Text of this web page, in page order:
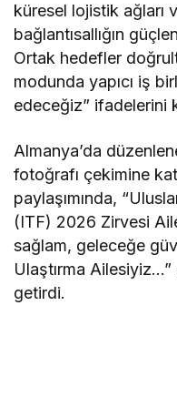
küresel lojistik ağları
bağlantısallığın
Ortak hedefler
modunda yapıcı iş
edeceğiz” ifadelerini
Almanya’da
fotoğrafı çekimine
paylaşımında,
(ITF) 2026 Zirvesi
sağlam, geleceğe
Ulaştırma Ailesiyiz…”
getirdi.